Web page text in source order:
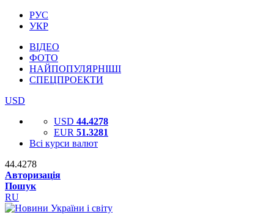
РУС
УКР
ВІДЕО
ФОТО
НАЙПОПУЛЯРНІШІ
СПЕЦПРОЕКТИ
USD
USD 44.4278
EUR 51.3281
Всі курси валют
44.4278
Авторизація
Пошук
RU